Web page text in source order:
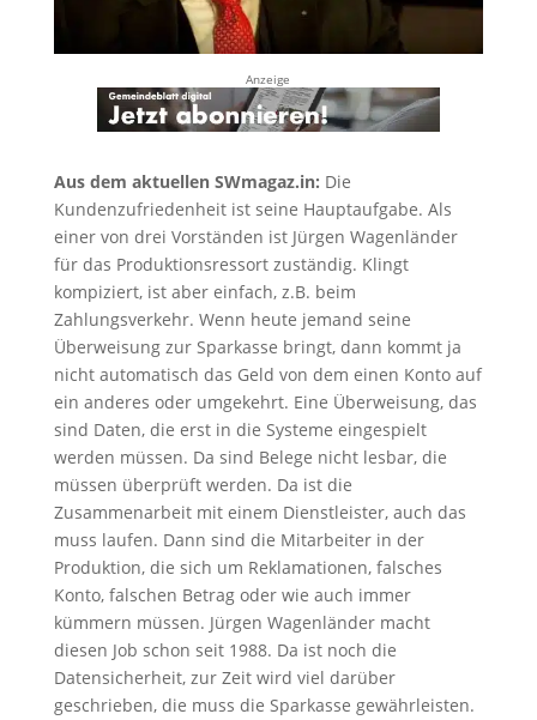
Anzeige
Aus dem aktuellen SWmagaz.in: Die
Kundenzufriedenheit ist seine Hauptaufgabe. Als
einer von drei Vorständen ist Jürgen Wagenländer
für das Produktionsressort zuständig. Klingt
kompiziert, ist aber einfach, z.B. beim
Zahlungsverkehr. Wenn heute jemand seine
Überweisung zur Sparkasse bringt, dann kommt ja
nicht automatisch das Geld von dem einen Konto auf
ein anderes oder umgekehrt. Eine Überweisung, das
sind Daten, die erst in die Systeme eingespielt
werden müssen. Da sind Belege nicht lesbar, die
müssen überprüft werden. Da ist die
Zusammenarbeit mit einem Dienstleister, auch das
muss laufen. Dann sind die Mitarbeiter in der
Produktion, die sich um Reklamationen, falsches
Konto, falschen Betrag oder wie auch immer
kümmern müssen. Jürgen Wagenländer macht
diesen Job schon seit 1988. Da ist noch die
Datensicherheit, zur Zeit wird viel darüber
geschrieben, die muss die Sparkasse gewährleisten.